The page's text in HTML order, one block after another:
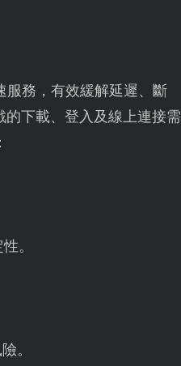
服務，有效緩解延遲、斷
下載、登入及線上連接需
。
。